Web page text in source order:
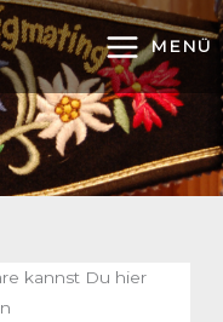
MENÜ
kannst Du hier